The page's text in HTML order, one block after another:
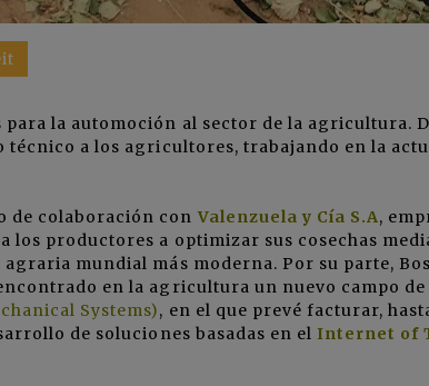
la automoción al sector de la agricultura.
técnico a los agricultores, trabajando en la
de colaboración conValenzuela y Cía S.A,
los productores a optimizar sus cosechas
mundial más moderna. Por su parte,
en la agricultura un nuevo campo
Systems), en el que prevé facturar,
de soluciones basadas en el Internet of